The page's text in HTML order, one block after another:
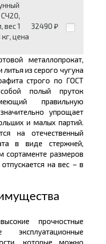
вес 1
цена
32490 ₽
металлопрокат,
из серого чугуна
строго по ГОСТ
полый пруток
правильную
упрощает
и малых партий.
на отечественный
в виде стержней,
сортаменте размеров
на вес – в
прочностные
которые можно